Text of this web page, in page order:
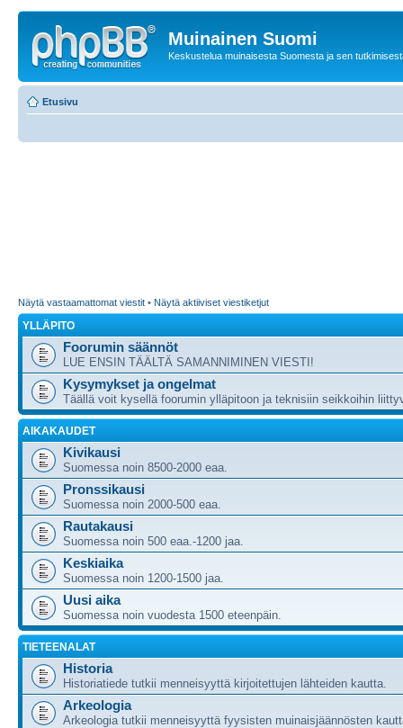
Muinainen Suomi
Keskustelua muinaisesta Suomesta ja sen
Etusivu
Näytä vastaamattomat viestit • Näytä aktiiviset viestiketjut
YLLÄPITO
Foorumin säännöt
LUE ENSIN TÄÄLTÄ SAMANNIMINEN VIESTI!
Kysymykset ja ongelmat
Täällä voit kysellä foorumin ylläpitoon ja teknisiin seikkoihin
AIKAKAUDET
Kivikausi
Suomessa noin 8500-2000 eaa.
Pronssikausi
Suomessa noin 2000-500 eaa.
Rautakausi
Suomessa noin 500 eaa.-1200 jaa.
Keskiaika
Suomessa noin 1200-1500 jaa.
Uusi aika
Suomessa noin vuodesta 1500 eteenpäin.
TIETEENALAT
Historia
Historiatiede tutkii menneisyyttä kirjoitettujen lähteiden kautta.
Arkeologia
Arkeologia tutkii menneisyyttä fyysisten muinaisjäännösten